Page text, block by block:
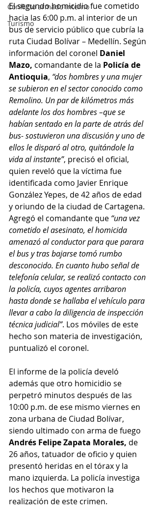
Conflicto armado interno
Turismo
El segundo homicidio fue cometido
hacia las 6:00 p.m. al interior de un
bus de servicio público que cubría la
ruta Ciudad Bolívar – Medellín. Según
información del coronel Daniel
Mazo, comandante de la Policía de
Antioquia, “dos hombres y una mujer
se subieron en el sector conocido como
Remolino. Un par de kilómetros más
adelante los dos hombres –que se
habían sentado en la parte de atrás del
bus- sostuvieron una discusión y uno de
ellos le disparó al otro, quitándole la
vida al instante”, precisó el oficial,
quien reveló que la víctima fue
identificada como Javier Enrique
González Yepes, de 42 años de edad
y oriundo de la ciudad de Cartagena.
Agregó el comandante que “una vez
cometido el asesinato, el homicida
amenazó al conductor para que parara
el bus y tras bajarse tomó rumbo
desconocido. En cuanto hubo señal de
telefonía celular, se realizó contacto con
la policía, cuyos agentes arribaron
hasta donde se hallaba el vehículo para
llevar a cabo la diligencia de inspección
técnica judicial”. Los móviles de este
hecho son materia de investigación,
puntualizó el coronel.
El informe de la policía develó
además que otro homicidio se
perpetró minutos después de las
10:00 p.m. de ese mismo viernes en
zona urbana de Ciudad Bolívar,
siendo ultimado con arma de fuego
Andrés Felipe Zapata Morales, de
26 años, tatuador de oficio y quien
presentó heridas en el tórax y la
mano izquierda. La policía investiga
los hechos que motivaron la
realización de este crimen.